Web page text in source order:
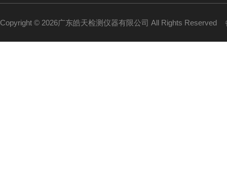
Copyright © 2026广东皓天检测仪器有限公司 All Rights Reserved